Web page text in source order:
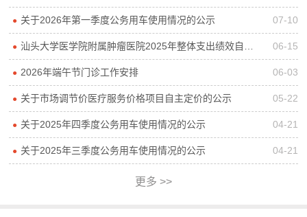
● 关于2026年第一季度公务用车使用情况的公示 07-10
● 汕头大学医学院附属肿瘤医院2025年整体支出绩效自评报告 06-15
● 2026年端午节门诊工作安排 06-03
● 关于市场调节价医疗服务价格项目自主定价的公示 05-22
● 关于2025年四季度公务用车使用情况的公示 04-21
● 关于2025年三季度公务用车使用情况的公示 04-21
更多 >>